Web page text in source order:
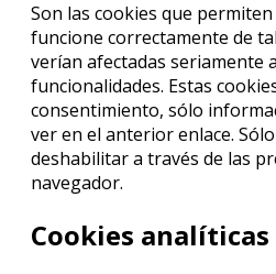
Son las cookies que
funcione correctamente de
verían afectadas seriamente
funcionalidades. Estas
consentimiento, sólo
ver en el anterior enlace.
deshabilitar a través de las
navegador.
Cookies analíticas